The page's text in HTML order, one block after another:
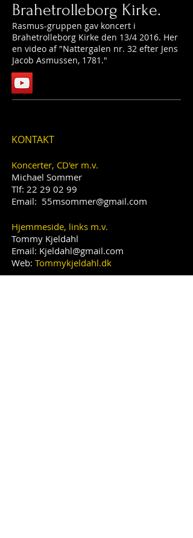
Brahetrolleborg Kirke.
Rasmus-gruppen gav koncert i
Brahetrolleborg Kirke den 13/4 2016. Her
en video af "Nattergalen nr. 32 efter Jens
Jacob Asmussen, 1781."
KONTAKT
Koncerter, CD'er m.v.
Michael Sommer
Tlf: 22 29 02 99
Email: 55msommer@gmail.com
​Hjemmeside, links m.v.
Tommy Kjeldahl
Email: Kjeldahl@gmail.com
Web: Tommykjeldahl.dk